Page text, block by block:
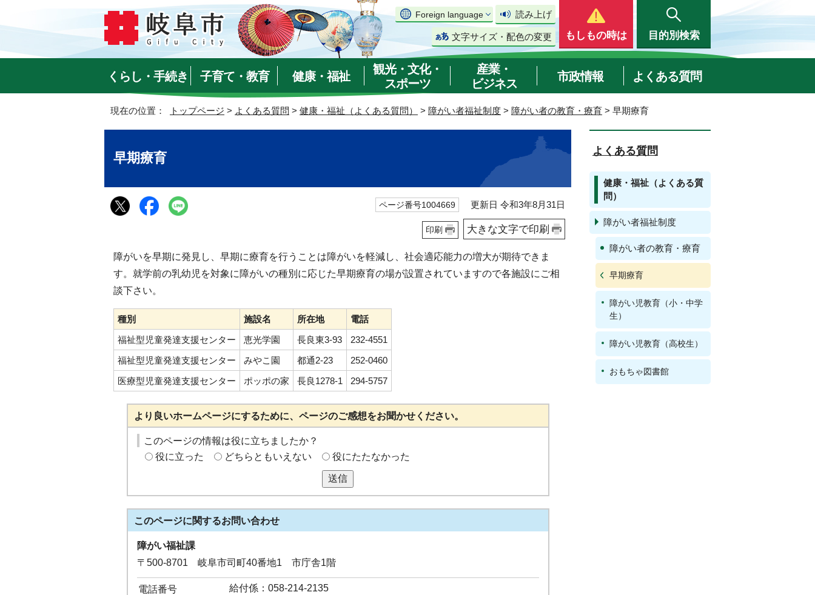
Foreign language 読み上げ
文字サイズ・配色の変更 もしもの時は 目的別検索
くらし・手続き 子育て・教育 健康・福祉
観光・文化・
スポーツ
産業・
ビジネス
市政情報 よくある質問
現在の位置： トップページ > よくある質問 > 健康・福祉（よくある質問） > 障がい者福祉制度 > 障がい者の教育・療育 > 早期療育
早期療育
ページ番号1004669 更新日 令和3年8月31日
印刷 大きな文字で印刷
障がいを早期に発見し、早期に療育を行うことは障がいを軽減し、社会適応能力の増大が期待できま
す。就学前の乳幼児を対象に障がいの種別に応じた早期療育の場が設置されていますので各施設にご相
談下さい。
種別 施設名 所在地
電話
福祉型児童発達支援センター
恵光学園 長良東3-93
232-4551
福祉型児童発達支援センター
みやこ園 都通2-23
252-0460
医療型児童発達支援センター
ポッポの家 長良1278-1 294-5757
より良いホームページにするために、ページのご感想をお聞かせください。
このページの情報は役に立ちましたか？
役に立った
どちらともいえない 役にたたなかった
送信
このページに関するお問い合わせ
障がい福祉課
〒500-8701 岐阜市司町40番地1 市庁舎1階
電話番号
給付係：058-214-2135
よくある質問
健康・福祉（よくある質
問）
障がい者福祉制度
障がい者の教育・療育
早期療育
障がい児教育（小・中学
生）
障がい児教育（高校生）
おもちゃ図書館